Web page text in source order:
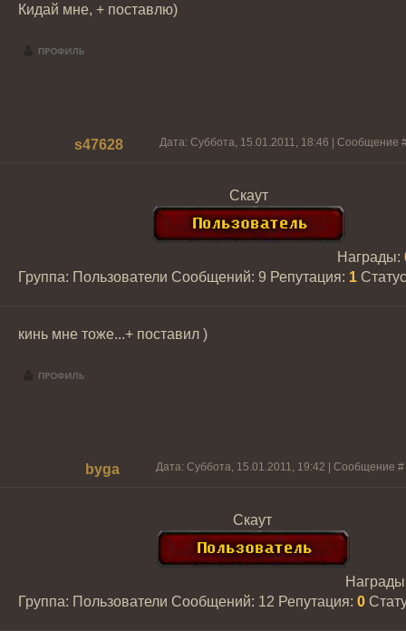
Кидай мне, + поставлю)
s47628 Дата: Суббота, 15.01.2011, 18:46 | Сообщение
Скаут
Группа: Пользователи Сообщений: 9
Награды:
Репутация: 1
кинь мне тоже...+ поставил )
byga Дата: Суббота, 15.01.2011, 19:42 | Сообщение #
Скаут
Группа: Пользователи Сообщений: 12 Репутация: 0